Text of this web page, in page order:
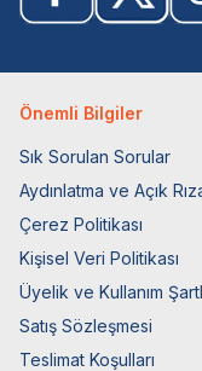
Önemli Bilgiler
Sık Sorulan Sorular
Aydınlatma ve Açık
Çerez Politikası
Kişisel Veri Politikası
Üyelik ve Kullanım
Satış Sözleşmesi
Teslimat Koşulları